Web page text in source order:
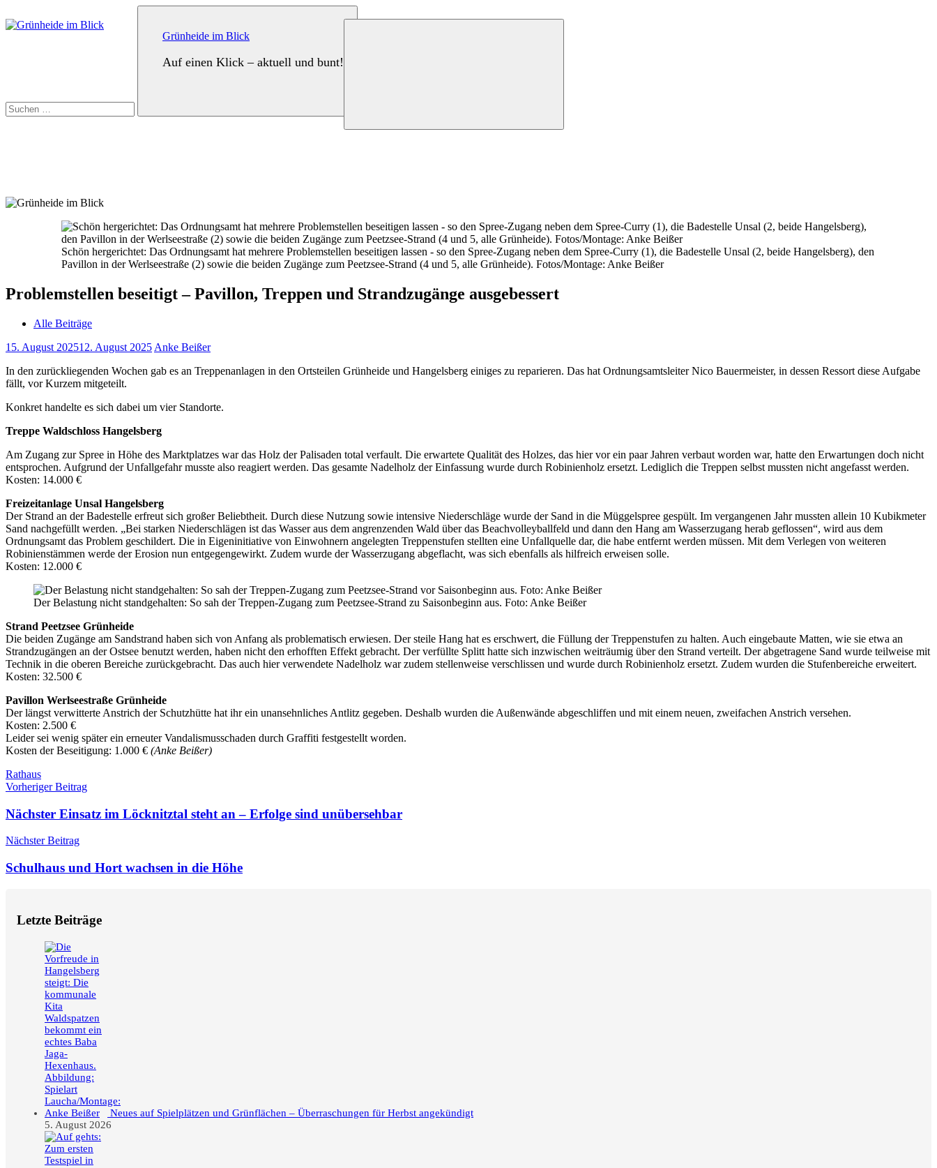
Inhalt
Grünheide im Blick
Auf einen Klick – aktuell und bunt!
nach:
Suchen
Schön hergerichtet: Das Ordnungsamt hat mehrere Problemstellen beseitigen lassen - so den Spree-Zugang neben dem Spree-Curry (1), die Badestelle Unsal (2, beide Hangelsberg), den
Pavillon in der Werlseestraße (2) sowie die beiden Zugänge zum Peetzsee-Strand (4 und 5, alle Grünheide). Fotos/Montage: Anke Beißer
Problemstellen beseitigt – Pavillon, Treppen und Strandzugänge ausgebessert
Alle Beiträge
15. August 202512. August 2025 Anke Beißer
In den zurückliegenden Wochen gab es an Treppenanlagen in den Ortsteilen Grünheide und Hangelsberg einiges zu reparieren. Das hat Ordnungsamtsleiter Nico Bauermeister, in dessen Ressort diese Aufgabe
fällt, vor Kurzem mitgeteilt.
Konkret handelte es sich dabei um vier Standorte.
Treppe Waldschloss Hangelsberg
Am Zugang zur Spree in Höhe des Marktplatzes war das Holz der Palisaden total verfault. Die erwartete Qualität des Holzes, das hier vor ein paar Jahren verbaut worden war, hatte den Erwartungen doch nicht
entsprochen. Aufgrund der Unfallgefahr musste also reagiert werden. Das gesamte Nadelholz der Einfassung wurde durch Robinienholz ersetzt. Lediglich die Treppen selbst mussten nicht angefasst werden.
Kosten: 14.000 €
Freizeitanlage Unsal Hangelsberg
Der Strand an der Badestelle erfreut sich großer Beliebtheit. Durch diese Nutzung sowie intensive Niederschläge wurde der Sand in die Müggelspree gespült. Im vergangenen Jahr mussten allein 10 Kubikmeter
Sand nachgefüllt werden. „Bei starken Niederschlägen ist das Wasser aus dem angrenzenden Wald über das Beachvolleyballfeld und dann den Hang am Wasserzugang herab geflossen“, wird aus dem
Ordnungsamt das Problem geschildert. Die in Eigeninitiative von Einwohnern angelegten Treppenstufen stellten eine Unfallquelle dar, die habe entfernt werden müssen. Mit dem Verlegen von weiteren
Robinienstämmen werde der Erosion nun entgegengewirkt. Zudem wurde der Wasserzugang abgeflacht, was sich ebenfalls als hilfreich erweisen solle.
Kosten: 12.000 €
Der Belastung nicht standgehalten: So sah der Treppen-Zugang zum Peetzsee-Strand zu Saisonbeginn aus. Foto: Anke Beißer
Strand Peetzsee Grünheide
Die beiden Zugänge am Sandstrand haben sich von Anfang als problematisch erwiesen. Der steile Hang hat es erschwert, die Füllung der Treppenstufen zu halten. Auch eingebaute Matten, wie sie etwa an
Strandzugängen an der Ostsee benutzt werden, haben nicht den erhofften Effekt gebracht. Der verfüllte Splitt hatte sich inzwischen weiträumig über den Strand verteilt. Der abgetragene Sand wurde teilweise mit
Technik in die oberen Bereiche zurückgebracht. Das auch hier verwendete Nadelholz war zudem stellenweise verschlissen und wurde durch Robinienholz ersetzt. Zudem wurden die Stufenbereiche erweitert.
Kosten: 32.500 €
Pavillon Werlseestraße Grünheide
Der längst verwitterte Anstrich der Schutzhütte hat ihr ein unansehnliches Antlitz gegeben. Deshalb wurden die Außenwände abgeschliffen und mit einem neuen, zweifachen Anstrich versehen.
Kosten: 2.500 €
Leider sei wenig später ein erneuter Vandalismusschaden durch Graffiti festgestellt worden.
Kosten der Beseitigung: 1.000 € (Anke Beißer)
Schlagwörter
Rathaus
Beitragsnavigation
Vorheriger Beitrag
Nächster Einsatz im Löcknitztal steht an – Erfolge sind unübersehbar
Nächster Beitrag
Schulhaus und Hort wachsen in die Höhe
Letzte Beiträge
Neues auf Spielplätzen und Grünflächen – Überraschungen für Herbst angekündigt
5. August 2026